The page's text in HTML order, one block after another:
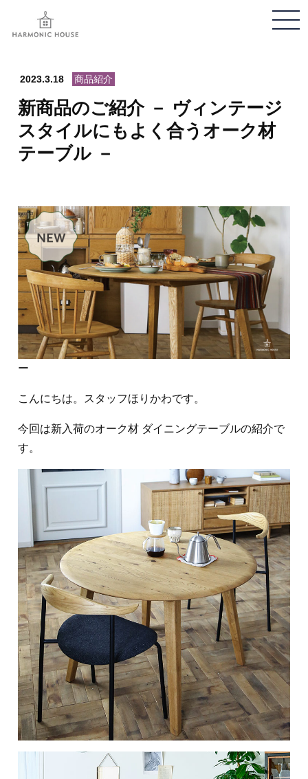
メ
2023.3.18 商品紹介
新商品のご紹介 － ヴィンテージ
スタイルにもよく合うオーク材
テーブル －
ー
こんにちは。スタッフほりかわです。
今回は新入荷のオーク材 ダイニングテーブルの紹介で
す。